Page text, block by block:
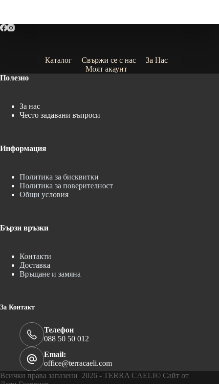
Каталог Свържи се с нас
За Нас
Моят акаунт
Полезно
За нас
Често задавани въпроси
Информация
Политика за бисквитки
Политика за поверителност
Общи условия
Бързи връзки
Контакти
Доставка
Връщане и замяна
За Контакт
Телефон
088 50 50 012
Email:
office@terracaeli.com
Всички права запазени 2026 - TERRA CAELI© Сайт от